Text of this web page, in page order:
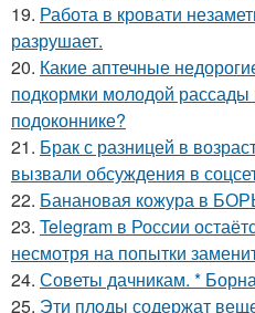
19. Работа в кровати
разрушает.
20. Какие аптечные
подкормки молодой
подоконнике?
21. Брак с разницей в
вызвали обсуждения в
22. Банановая кожура в
23. Telegram в России
несмотря на попытки
24. Советы дачникам. *
25. Эти плoды содержат